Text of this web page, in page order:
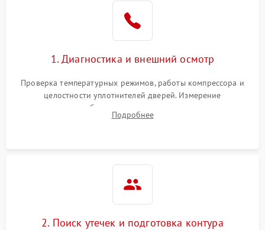
работе
2000 ₽ Подробнее →
1000 ₽
1800 ₽
1. Диагностика и внешний осмотр
Проверка температурных режимов, работы компрессора и
целостности уплотнителей дверей. Измерение
сопротивления обмоток мотора, проверка термостата и
считывание кодов ошибок с электронного дисплея.
Подробнее
2. Поиск утечек и подготовка контура